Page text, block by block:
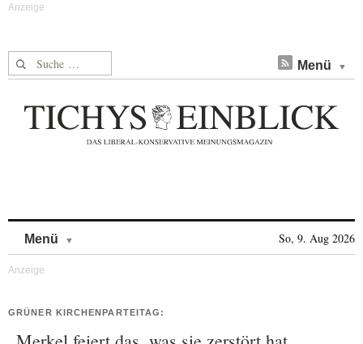
Suche nach: Menü
Menü So, 9. Aug 2026
GRÜNER KIRCHENPARTEITAG: